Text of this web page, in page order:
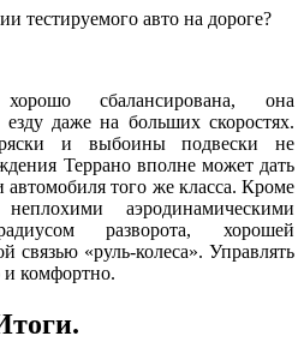
тестируемого авто на дороге?
сбалансирована, она
даже на больших скоростях.
и выбоины подвески не
Террано вполне может дать
того же класса. Кроме
аэродинамическими
разворота, хорошей
связью «руль-колеса». Управлять
и комфортно.